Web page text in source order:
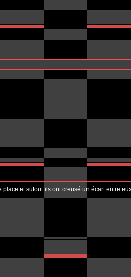
et sutout ils ont creusé un écart entre